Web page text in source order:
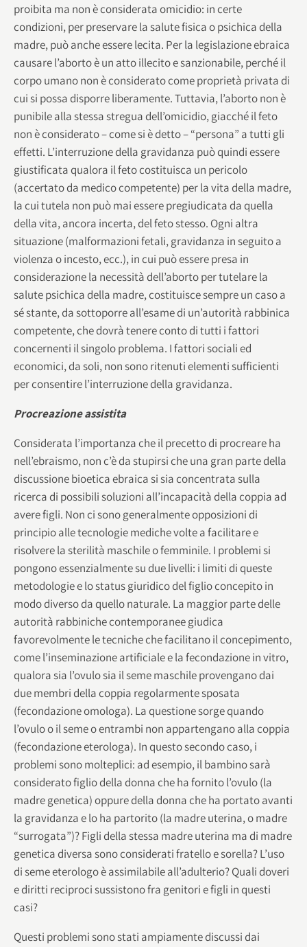
proibita ma non è considerata omicidio: in certe
condizioni, per preservare la salute fisica o psichica della
madre, può anche essere lecita. Per la legislazione ebraica
causare l’aborto è un atto illecito e sanzionabile, perché il
corpo umano non è considerato come proprietà privata di
cui si possa disporre liberamente. Tuttavia, l’aborto non è
punibile alla stessa stregua dell’omicidio, giacché il feto
non è considerato – come si è detto – “persona” a tutti gli
effetti. L’interruzione della gravidanza può quindi essere
giustificata qualora il feto costituisca un pericolo
(accertato da medico competente) per la vita della madre,
la cui tutela non può mai essere pregiudicata da quella
della vita, ancora incerta, del feto stesso. Ogni altra
situazione (malformazioni fetali, gravidanza in seguito a
violenza o incesto, ecc.), in cui può essere presa in
considerazione la necessità dell’aborto per tutelare la
salute psichica della madre, costituisce sempre un caso a
sé stante, da sottoporre all’esame di un’autorità rabbinica
competente, che dovrà tenere conto di tutti i fattori
concernenti il singolo problema. I fattori sociali ed
economici, da soli, non sono ritenuti elementi sufficienti
per consentire l’interruzione della gravidanza.
Procreazione assistita
Considerata l’importanza che il precetto di procreare ha
nell’ebraismo, non c’è da stupirsi che una gran parte della
discussione bioetica ebraica si sia concentrata sulla
ricerca di possibili soluzioni all’incapacità della coppia ad
avere figli. Non ci sono generalmente opposizioni di
principio alle tecnologie mediche volte a facilitare e
risolvere la sterilità maschile o femminile. I problemi si
pongono essenzialmente su due livelli: i limiti di queste
metodologie e lo status giuridico del figlio concepito in
modo diverso da quello naturale. La maggior parte delle
autorità rabbiniche contemporanee giudica
favorevolmente le tecniche che facilitano il concepimento,
come l’inseminazione artificiale e la fecondazione in vitro,
qualora sia l’ovulo sia il seme maschile provengano dai
due membri della coppia regolarmente sposata
(fecondazione omologa). La questione sorge quando
l’ovulo o il seme o entrambi non appartengano alla coppia
(fecondazione eterologa). In questo secondo caso, i
problemi sono molteplici: ad esempio, il bambino sarà
considerato figlio della donna che ha fornito l’ovulo (la
madre genetica) oppure della donna che ha portato avanti
la gravidanza e lo ha partorito (la madre uterina, o madre
“surrogata”)? Figli della stessa madre uterina ma di madre
genetica diversa sono considerati fratello e sorella? L’uso
di seme eterologo è assimilabile all’adulterio? Quali doveri
e diritti reciproci sussistono fra genitori e figli in questi
casi?
Questi problemi sono stati ampiamente discussi dai